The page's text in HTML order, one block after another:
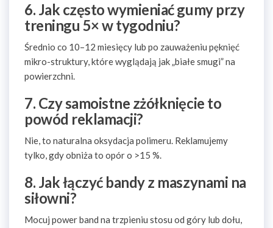
6. Jak często wymieniać gumy przy
treningu 5× w tygodniu?
Średnio co 10–12 miesięcy lub po zauważeniu pęknięć
mikro-struktury, które wyglądają jak „białe smugi” na
powierzchni.
7. Czy samoistne zżółknięcie to
powód reklamacji?
Nie, to naturalna oksydacja polimeru. Reklamujemy
tylko, gdy obniża to opór o >15 %.
8. Jak łączyć bandy z maszynami na
siłowni?
Mocuj power band na trzpieniu stosu od góry lub dołu,